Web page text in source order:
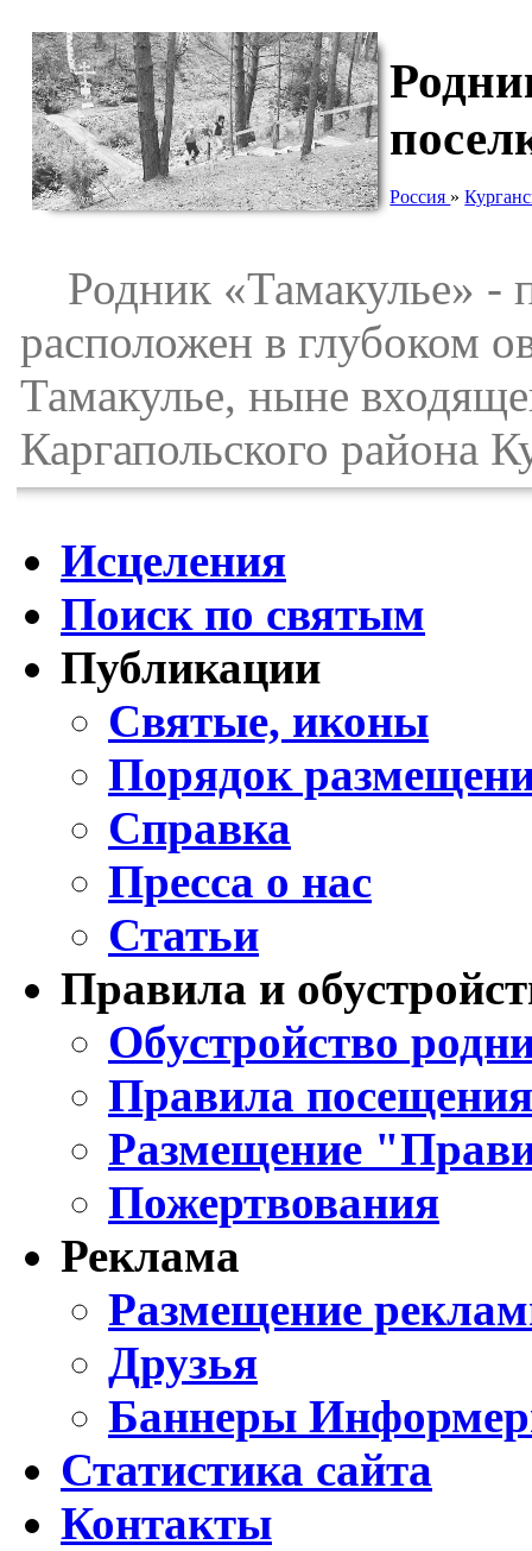
Россия »
Родник «Тамакулье» -
расположен в глубоком
Тамакулье, ныне
Каргапольского района
Исцеления
Поиск по святым
Публикации
Святые, иконы
Порядок
Справка
Пресса о нас
Статьи
Правила и
Обустройство
Правила
Размещение
Пожертвования
Реклама
Размещение
Друзья
Баннеры
Статистика сайта
Контакты